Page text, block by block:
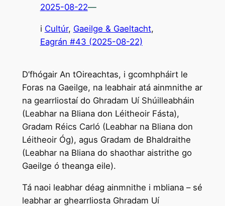
2025-08-22—
i Cultúr, Gaeilge & Gaeltacht,
Eagrán #43 (2025-08-22)
D’fhógair An tOireachtas, i gcomhpháirt le
Foras na Gaeilge, na leabhair atá ainmnithe ar
na gearrliostaí do Ghradam Uí Shúilleabháin
(Leabhar na Bliana don Léitheoir Fásta),
Gradam Réics Carló (Leabhar na Bliana don
Léitheoir Óg), agus Gradam de Bhaldraithe
(Leabhar na Bliana do shaothar aistrithe go
Gaeilge ó theanga eile).
Tá naoi leabhar déag ainmnithe i mbliana – sé
leabhar ar ghearrliosta Ghradam Uí